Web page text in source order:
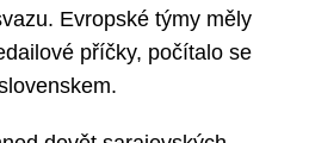
Evropské týmy měly
příčky, počítalo se